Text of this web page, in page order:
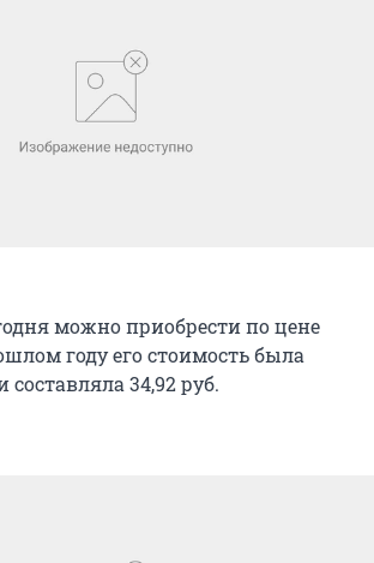
можно приобрести по цене
году его стоимость была
34,92 руб.